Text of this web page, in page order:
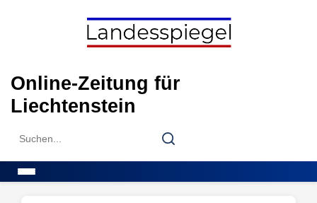
Online-Zeitung für
Liechtenstein
Search
Search